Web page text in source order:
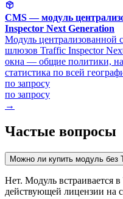
CMS — модуль
Inspector Next Generation
Модуль централизованной
шлюзов Traffic Inspector
окна — общие политики,
статистика по всей
по запросу
по запросу
→
Частые вопросы
Можно ли купить модуль без
Нет. Модуль встраивается
действующей лицензии на